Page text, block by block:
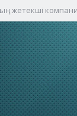
жетекші